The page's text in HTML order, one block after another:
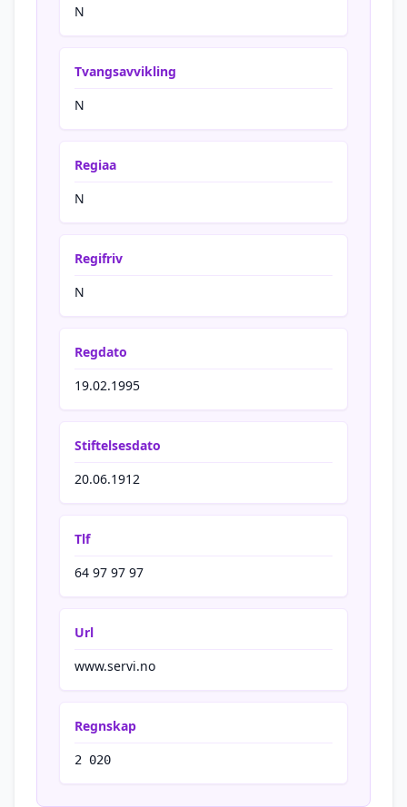
N
Tvangsavvikling
N
Regiaa
N
Regifriv
N
Regdato
19.02.1995
Stiftelsesdato
20.06.1912
Tlf
64 97 97 97
Url
www.servi.no
Regnskap
2 020